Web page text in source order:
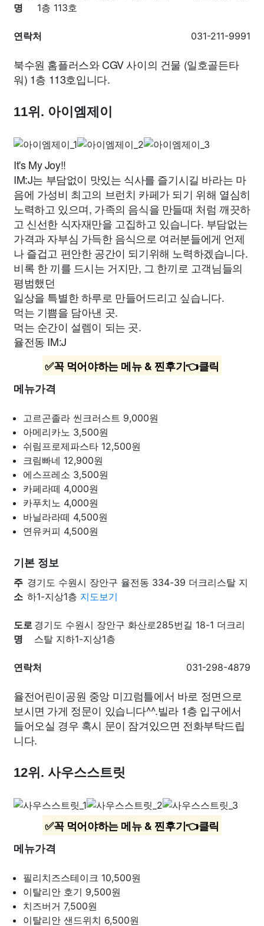
명
1층 113호
연락처 031-211-9991
북수원 홈플러스와 CGV 사이의 건물 (일호골든타
워) 1층 113호입니다.
11위. 아이엠제이
It's My Joy!!
IM:J는 부담없이 맛있는 식사를 즐기시길 바라는 마
음에 가성비 최고의 브런치 카페가 되기 위해 열심히
노력하고 있으며, 가족의 음식을 만들때 처럼 깨끗하
고 신선한 식자재만을 고집하고 있습니다. 부담없는
가격과 자부심 가득한 음식으로 여러분들에게 언제
나 즐겁고 편안한 공간이 되기위해 노력하겠습니다.
비록 한 끼를 드시는 거지만, 그 한끼로 고객님들의
평범했던
일상을 특별한 하루로 만들어드리고 싶습니다.
먹는 기쁨을 담아낸 곳.
먹는 순간이 설렘이 되는 곳.
율전동 IM:J
✅꼭 먹어야하는 메뉴 & 찐후기👈클릭
메뉴가격
고르곤졸라 씬크러스트 9,000원
아메리카노 3,500원
쉬림프로제파스타 12,500원
크림빠네 12,900원
에스프레소 3,500원
카페라떼 4,000원
카푸치노 4,000원
바닐라라떼 4,500원
연유커피 4,500원
기본 정보
주
소
경기도 수원시 장안구 율전동 334-39 더크리스탈 지
하1-지상1층 지도보기
도로
명
경기도 수원시 장안구 화산로285번길 18-1 더크리
스탈 지하1-지상1층
연락처 031-298-4879
율전어린이공원 중앙 미끄럼틀에서 바로 정면으로
보시면 가게 정문이 있습니다^^.빌라 1층 입구에서
들어오실 경우 혹시 문이 잠겨있으면 전화부탁드립
니다.
12위. 사우스스트릿
✅꼭 먹어야하는 메뉴 & 찐후기👈클릭
메뉴가격
필리치즈스테이크 10,500원
이탈리안 호기 9,500원
치즈버거 7,500원
이탈리안 샌드위치 6,500원